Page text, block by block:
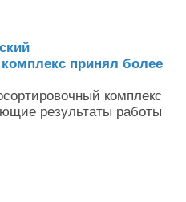
принял более
комплекс
результаты работы